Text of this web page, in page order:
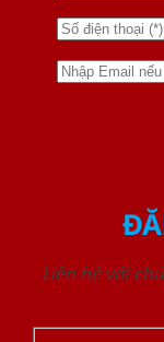
Liên hệ với